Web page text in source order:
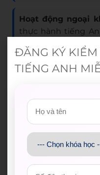
Hoạt động ngoại
thực hành tiếng
phát triển toàn diện.
Chuyên gia
ĐĂNG KÝ KIỂM
TIẾNG ANH